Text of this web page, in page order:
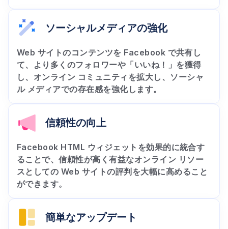
ソーシャルメディアの強化
Web サイトのコンテンツを Facebook で共有し
て、より多くのフォロワーや「いいね！」を獲得
し、オンライン コミュニティを拡大し、ソーシャ
ル メディアでの存在感を強化します。
信頼性の向上
Facebook HTML ウィジェットを効果的に統合す
ることで、信頼性が高く有益なオンライン リソー
スとしての Web サイトの評判を大幅に高めること
ができます。
簡単なアップデート